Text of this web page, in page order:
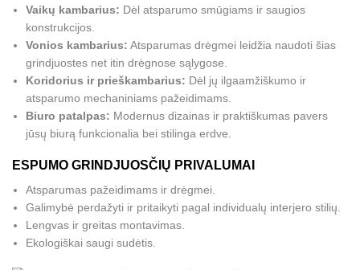
Vaikų kambarius: Dėl atsparumo smūgiams ir saugios
konstrukcijos.
Vonios kambarius: Atsparumas drėgmei leidžia naudoti šias
grindjuostes net itin drėgnose sąlygose.
Koridorius ir prieškambarius: Dėl jų ilgaamžiškumo ir
atsparumo mechaniniams pažeidimams.
Biuro patalpas: Modernus dizainas ir praktiškumas pavers
jūsų biurą funkcionalia bei stilinga erdve.
ESPUMO GRINDJUOSČIŲ PRIVALUMAI
Atsparumas pažeidimams ir drėgmei.
Galimybė perdažyti ir pritaikyti pagal individualų interjero stilių.
Lengvas ir greitas montavimas.
Ekologiškai saugi sudėtis.